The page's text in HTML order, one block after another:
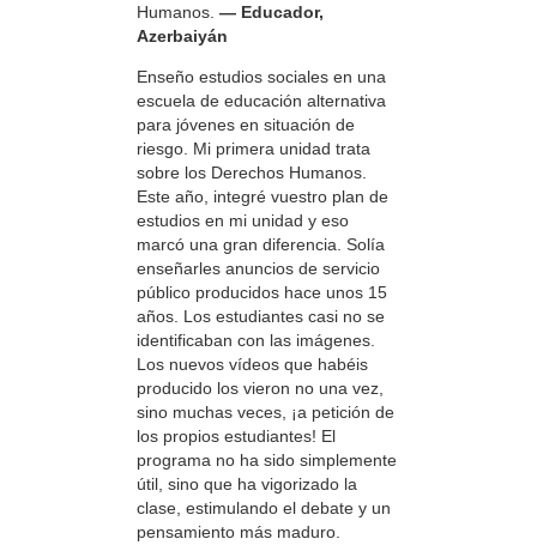
Humanos. — Educador,
Azerbaiyán
Enseño estudios sociales en una
escuela de educación alternativa
para jóvenes en situación de
riesgo. Mi primera unidad trata
sobre los Derechos Humanos.
Este año, integré vuestro plan de
estudios en mi unidad y eso
marcó una gran diferencia. Solía
enseñarles anuncios de servicio
público producidos hace unos 15
años. Los estudiantes casi no se
identificaban con las imágenes.
Los nuevos vídeos que habéis
producido los vieron no una vez,
sino muchas veces, ¡a petición de
los propios estudiantes! El
programa no ha sido simplemente
útil, sino que ha vigorizado la
clase, estimulando el debate y un
pensamiento más maduro.